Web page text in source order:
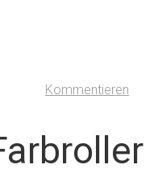
Kommentieren